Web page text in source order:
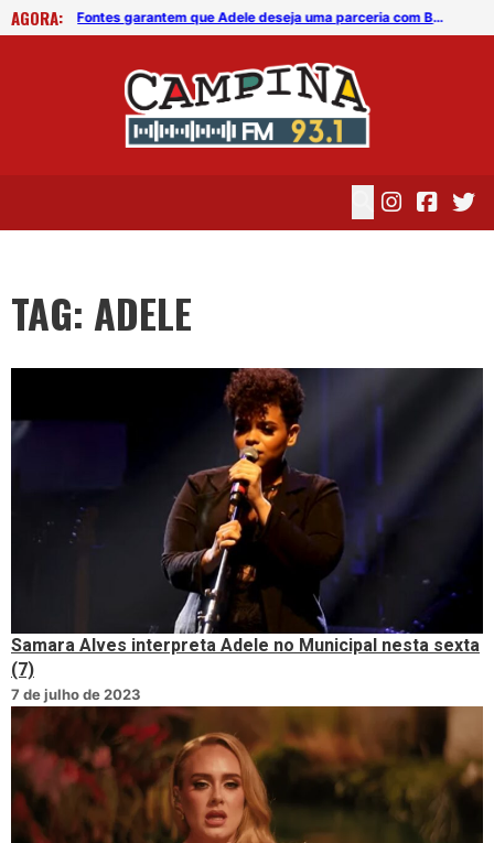
AGORA: Fontes garantem que Adele deseja uma parceria com Beyoncé
TAG: ADELE
Samara Alves interpreta Adele no Municipal nesta sexta
(7)
7 de julho de 2023